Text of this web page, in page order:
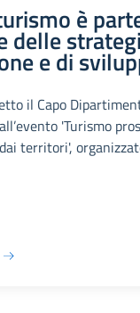
è
delle
e di
il Capo
'Turismo
territori',